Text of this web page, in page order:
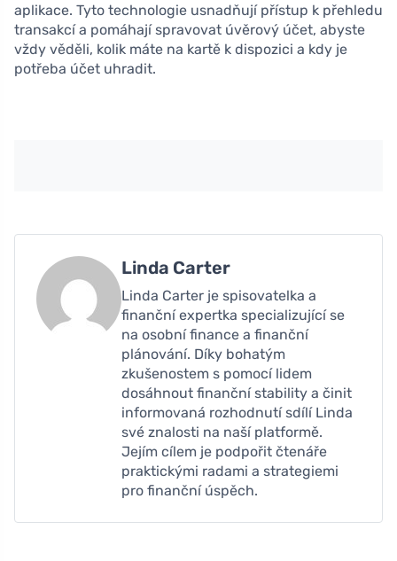
aplikace. Tyto technologie usnadňují přístup k přehledu
transakcí a pomáhají spravovat úvěrový účet, abyste
vždy věděli, kolik máte na kartě k dispozici a kdy je
potřeba účet uhradit.
Linda Carter
Linda Carter je spisovatelka a
finanční expertka specializující se
na osobní finance a finanční
plánování. Díky bohatým
zkušenostem s pomocí lidem
dosáhnout finanční stability a činit
informovaná rozhodnutí sdílí Linda
své znalosti na naší platformě.
Jejím cílem je podpořit čtenáře
praktickými radami a strategiemi
pro finanční úspěch.